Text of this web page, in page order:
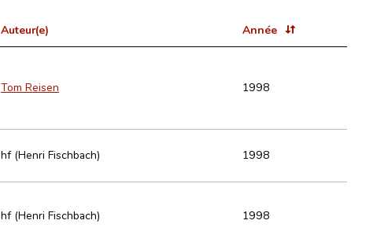
Auteur(e) Année
Tom Reisen 1998
hf (Henri Fischbach) 1998
hf (Henri Fischbach) 1998